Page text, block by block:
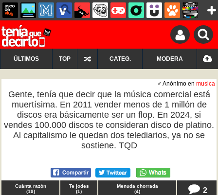
ÚLTIMOS TOP CATEG. MODERA
♂ Anónimo en musica
Gente, tenía que decir que la música comercial está
muertísima. En 2011 vender menos de 1 millón de
discos era básicamente ser un flop. En 2024, si
vendes 100.000 discos te consideran disco de platino.
Al capitalismo le quedan dos telediarios, ya no se
sostiene. TQD
Cuánta razón
(19)
Te jodes
(1)
Menuda chorrada
(4) 2